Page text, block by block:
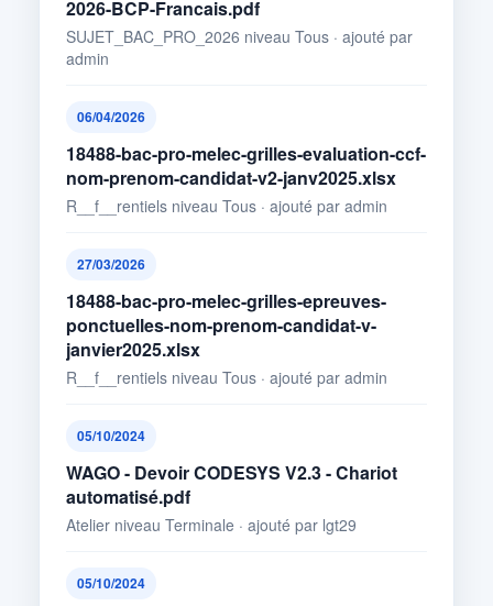
2026-BCP-Francais.pdf
SUJET_BAC_PRO_2026 niveau Tous · ajouté par
admin
06/04/2026
18488-bac-pro-melec-grilles-evaluation-ccf-
nom-prenom-candidat-v2-janv2025.xlsx
R__f__rentiels niveau Tous · ajouté par admin
27/03/2026
18488-bac-pro-melec-grilles-epreuves-
ponctuelles-nom-prenom-candidat-v-
janvier2025.xlsx
R__f__rentiels niveau Tous · ajouté par admin
05/10/2024
WAGO - Devoir CODESYS V2.3 - Chariot
automatisé.pdf
Atelier niveau Terminale · ajouté par lgt29
05/10/2024